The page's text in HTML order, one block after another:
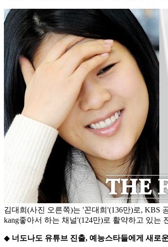
김대희(사진 오른쪽)는 '꼰대희'(136만)로, KBS
kang좋아서 하는 채널'(124만)로 활약하고 있는
◆ 너도나도 유튜브 진출, 예능스타들에게 새로